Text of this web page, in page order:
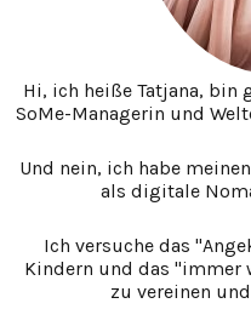
Hi, ich heiße Tatjana, bin
SoMe-Managerin und
Und nein, ich habe
als digitale
Ich versuche das
Kindern und das "immer
zu vereinen